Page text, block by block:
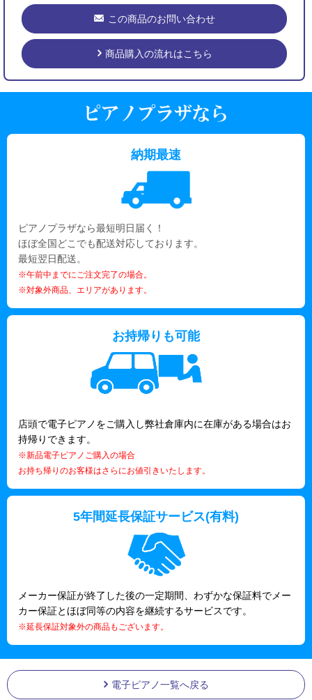
この商品のお問い合わせ
商品購入の流れはこちら
納期最速
ピアノプラザなら最短明日届く！
ほぼ全国どこでも配送対応しております。
最短翌日配送。
※午前中までにご注文完了の場合。
※対象外商品、エリアがあります。
お持帰りも可能
店頭で電子ピアノをご購入し弊社倉庫内に在庫がある場合はお
持帰りできます。
※新品電子ピアノご購入の場合
お持ち帰りのお客様はさらにお値引きいたします。
5年間延長保証サービス(有料)
メーカー保証が終了した後の一定期間、わずかな保証料でメー
カー保証とほぼ同等の内容を継続するサービスです。
※延長保証対象外の商品もございます。
電子ピアノ一覧へ戻る